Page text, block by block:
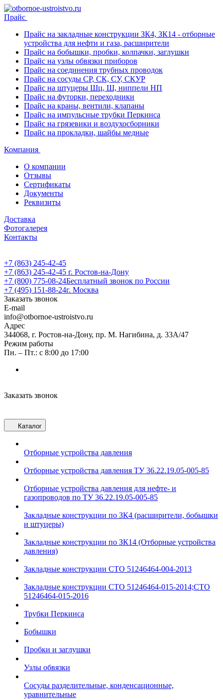
Прайс
Прайс на закладные конструкции ЗК4, ЗК14 - отборные
устройства для нефти и газа, расширители
Прайс на бобышки, пробки, колпачки, заглушки
Прайс на узлы обвязки приборов
Прайс на соединения трубных проводок
Прайс на сосуды СР, СК, СУ, СКУР
Прайс на штуцеры Шц, Ш, ниппели НП
Прайс на футорки, переходники
Прайс на краны, вентили, клапаны
Прайс на импульсные трубки Перкинса
Прайс на грязевики и воздухосборники
Прайс на прокладки, шайбы медные
Компания
О компании
Отзывы
Сертификаты
Документы
Реквизиты
Доставка
Фотогалерея
Контакты
+7 (863) 245-42-45
+7 (863) 245-42-45 г. Ростов-на-Дону
+7 (800) 775-08-24Бесплатный звонок по России
+7 (495) 151-88-24г. Москва
Заказать звонок
E-mail
info@otbornoe-ustroistvo.ru
Адрес
344068, г. Ростов-на-Дону, пр. М. Нагибина, д. 33А/47
Режим работы
Пн. – Пт.: с 8:00 до 17:00
Заказать звонок
Каталог
Отборные устройства давления
Отборные устройства давления ТУ 36.22.19.05-005-85
Отборные устройства давления для нефте- и
газопроводов по ТУ 36.22.19.05-005-85
Закладные конструкции по ЗК4 (расширители, бобышки
и штуцеры)
Закладные конструкции по ЗК14 (Отборные устройства
давления)
Закладные конструкции СТО 51246464-004-2013
Закладные конструкции СТО 51246464-015-2014;СТО
51246464-015-2016
Трубки Перкинса
Бобышки
Пробки и заглушки
Узлы обвязки
Сосуды разделительные, конденсационные,
уравнительные